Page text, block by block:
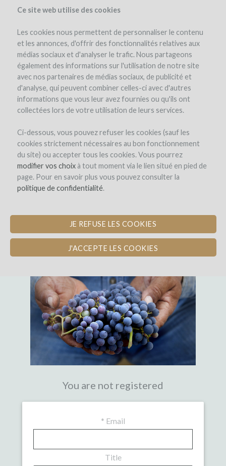
Ce site web utilise des cookies
Les cookies nous permettent de personnaliser le contenu
et les annonces, d'offrir des fonctionnalités relatives aux
médias sociaux et d'analyser le trafic. Nous partageons
également des informations sur l'utilisation de notre site
avec nos partenaires de médias sociaux, de publicité et
d'analyse, qui peuvent combiner celles-ci avec d'autres
informations que vous leur avez fournies ou qu'ils ont
collectées lors de votre utilisation de leurs services.
Ci-dessous, vous pouvez refuser les cookies (sauf les
cookies strictement nécessaires au bon fonctionnement
du site) ou accepter tous les cookies. Vous pourrez
modifier vos choixà tout moment via le lien situé en pied de
page. Pour en savoir plus vous pouvez consulter la
politique de confidentialité.
JE REFUSE LES COOKIES
J'ACCEPTE LES COOKIES
SIGN-UP
Welcome on
THE FIRST CROWDFUNDING PLATFORM
WITH EXPERTISE IN WINE
You are not registered
* Email
Title